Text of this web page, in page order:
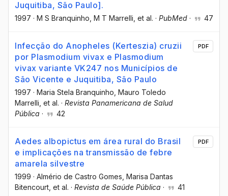
Juquitiba, São Paulo].
1997 · M S Branquinho , M T Marrelli , et al. · PubMed · 47
Infecção do Anopheles (Kerteszia) cruzii
por Plasmodium vivax e Plasmodium
vivax variante VK247 nos Municípios de
São Vicente e Juquitiba, São Paulo
1997 · Maria Stela Branquinho , Mauro Toledo
Marrelli , et al. · Revista Panamericana de Salud
Pública · 42
PDF
Aedes albopictus em área rural do Brasil
e implicações na transmissão de febre
amarela silvestre
1999 · Almério de Castro Gomes , Marisa Dantas
Bitencourt , et al. · Revista de Saúde Pública · 41
PDF